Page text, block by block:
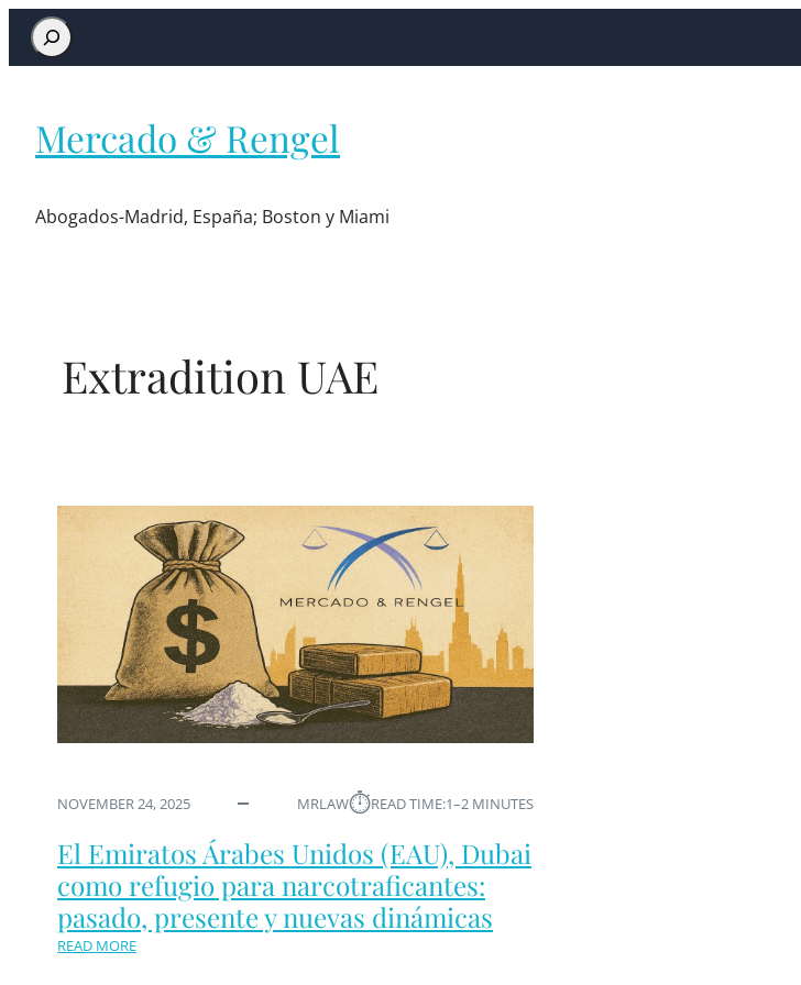
Mercado & Rengel
Abogados-Madrid, España; Boston y Miami
Extradition UAE
NOVEMBER 24, 2025 MRLAW⏱︎READ TIME:1–2 MINUTES
El Emiratos Árabes Unidos (EAU), Dubai
como refugio para narcotraficantes:
pasado, presente y nuevas dinámicas
READ MORE